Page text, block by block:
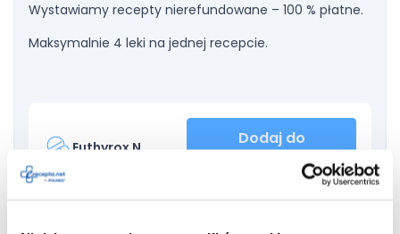
Wystawiamy recepty nierefundowane – 100 % płatne.
Maksymalnie 4 leki na jednej recepcie.
Euthyrox N
Dodaj do
recepty